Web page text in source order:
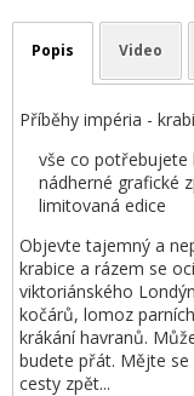
Popis Video
Příběhy impéria -
vše co potřebujete
nádherné grafické
limitovaná edice
Objevte tajemný a
krabice a rázem se
viktoriánského
kočárů, lomoz
krákání havranů.
budete přát. Mějte
cesty zpět...